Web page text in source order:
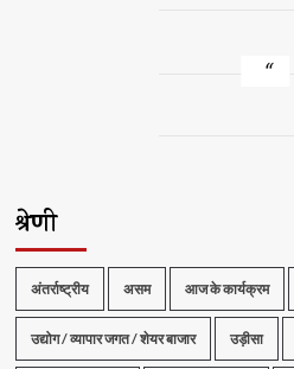
श्रेणी
अंतर्राष्ट्रीय असम आज के कार्यक्रम
उद्योग / व्यापार जगत / शेयर बाजार उड़ीसा